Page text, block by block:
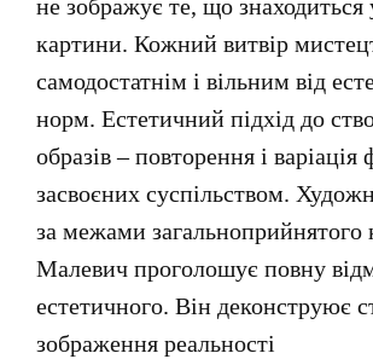
не зображує те, що
картини. Кожний витвір
самодостатнім і вільним від
норм. Естетичний підхід до
образів – повторення і варіація
засвоєних суспільством.
за межами загальноприйнятого
Малевич проголошує повну
естетичного. Він деконструює
зображення реальності